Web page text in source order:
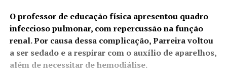
O professor de educação física apresentou quadro
infeccioso pulmonar, com repercussão na função
renal. Por causa dessa complicação, Parreira voltou
a ser sedado e a respirar com o auxílio de aparelhos,
além de necessitar de hemodiálise.